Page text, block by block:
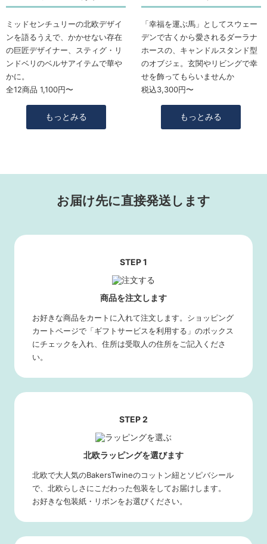
ミッドセンチュリーの北欧デザイ
ンを語るうえで、かかせない存在
の巨匠デザイナー、スティグ・リ
ンドベリのベルサアイテムで華や
かに。
全12商品 1,100円〜
もっとみる
「幸福を運ぶ馬」としてスウェー
デンで古くから愛されるダーラナ
ホースの、キャンドルスタンド型
のオブジェ。玄関やリビングで幸
せを飾ってもらいませんか
税込3,300円〜
もっとみる
お届け先に直接発送します
STEP 1
商品を注文します
お好きな商品をカートに入れて注文します。ショッピング
カートページで「ギフトサービスを利用する」のボックス
にチェックを入れ、住所は受取人の住所をご記入くださ
い。
STEP 2
北欧ラッピングを選びます
北欧で大人気のBakersTwineのコットン紐とソピバシール
で、北欧らしさにこだわった包装をしてお届けします。
お好きな包装紙・リボンをお選びください。